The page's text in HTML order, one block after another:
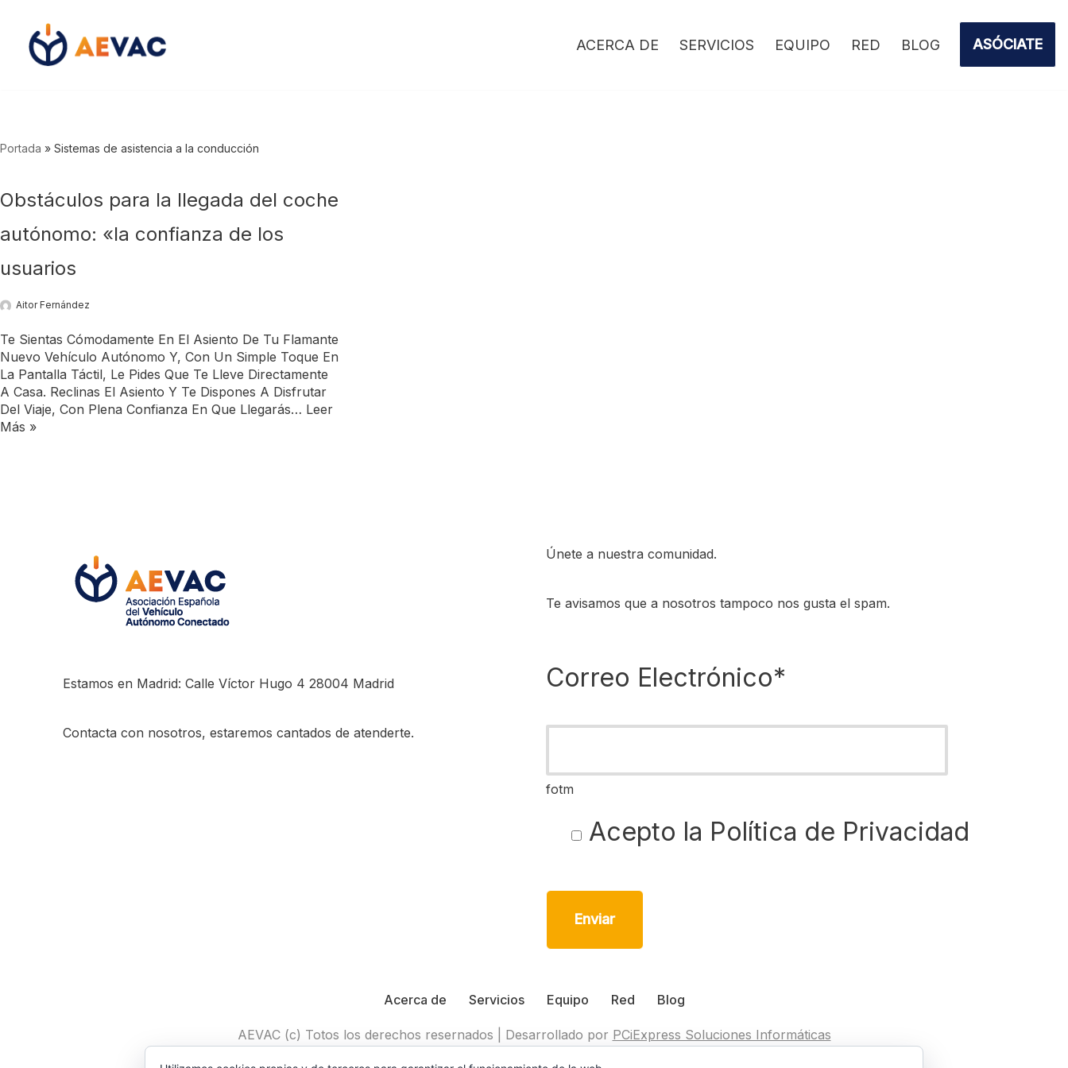
Saltar
ACERCA DE SERVICIOS EQUIPO RED BLOG ASÓCIATE
Portada » Sistemas de asistencia a la conducción
Obstáculos para la llegada del coche
autónomo: «la confianza de los
usuarios
Aitor Fernández
Te Sientas Cómodamente En El Asiento De Tu Flamante
Nuevo Vehículo Autónomo Y, Con Un Simple Toque En
La Pantalla Táctil, Le Pides Que Te Lleve Directamente
A Casa. Reclinas El Asiento Y Te Dispones A Disfrutar
Del Viaje, Con Plena Confianza En Que Llegarás… Leer
Más »
Estamos en Madrid: Calle Víctor Hugo 4 28004 Madrid
Contacta con nosotros, estaremos cantados de atenderte.
Únete a nuestra comunidad.
Te avisamos que a nosotros tampoco nos gusta el spam.
Correo Electrónico*
fotm
Acepto la Política de Privacidad
Acerca de Servicios Equipo Red Blog
AEVAC (c) Totos los derechos resernados | Desarrollado por PCiExpress Soluciones Informáticas